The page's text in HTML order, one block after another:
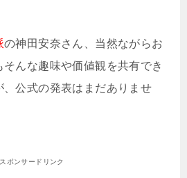
の神田安奈さん、当然ながらお
んな趣味や価値観を共有でき
、公式の発表はまだありませ
スポンサードリンク